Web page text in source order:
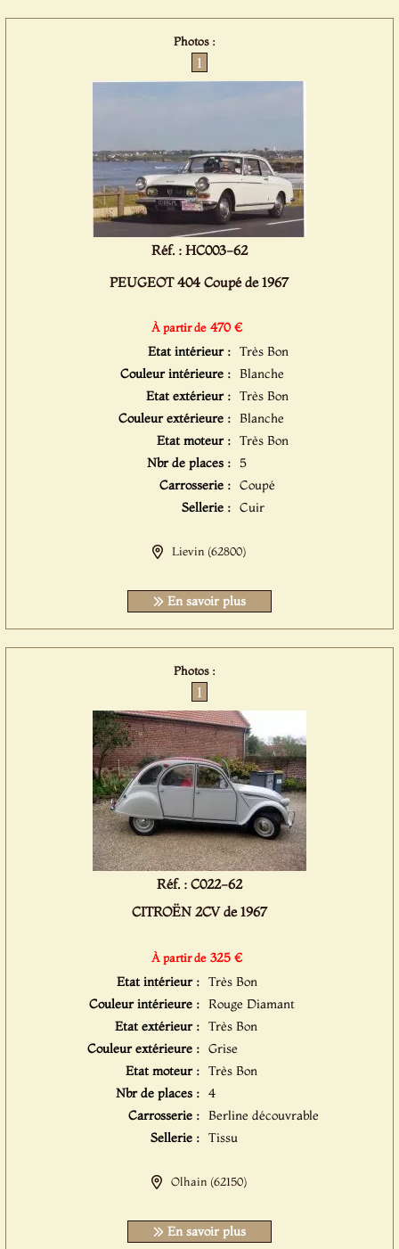
Photos :
1
Réf. : HC003-62
PEUGEOT 404 Coupé de 1967
À partir de 470 €
Etat intérieur : Très Bon
Couleur intérieure : Blanche
Etat extérieur : Très Bon
Couleur extérieure : Blanche
Etat moteur : Très Bon
Nbr de places : 5
Carrosserie : Coupé
Sellerie : Cuir
Lievin (62800)
En savoir plus
Photos :
1
Réf. : C022-62
CITROËN 2CV de 1967
À partir de 325 €
Etat intérieur : Très Bon
Couleur intérieure : Rouge Diamant
Etat extérieur : Très Bon
Couleur extérieure : Grise
Etat moteur : Très Bon
Nbr de places : 4
Carrosserie : Berline découvrable
Sellerie : Tissu
Olhain (62150)
En savoir plus